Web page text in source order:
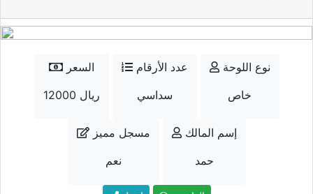
السعر
12000 ريال
عدد الأرقام
سداسي
نوع اللوحة
خاص
مسجل مميز
نعم
إسم المالك
حمد